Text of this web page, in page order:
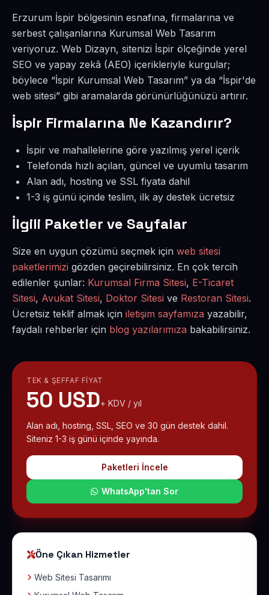
Erzurum İspir bölgesinin esnafına, firmalarına ve
serbest çalışanlarına Kurumsal Web Tasarım
veriyoruz. Web Dizayn, sitenizi İspir ölçeğinde yerel
SEO ve yapay zekâ (AEO) içerikleriyle kurgular;
böylece “İspir Kurumsal Web Tasarım” ya da “İspir'de
web sitesi” gibi aramalarda görünürlüğünüzü artırır.
İspir Firmalarına Ne Kazandırır?
İspir ve mahallelerine göre yazılmış yerel içerik
Telefonda hızlı açılan, güncel ve uyumlu tasarım
Alan adı, hosting ve SSL fiyata dahil
1-3 iş günü içinde teslim, ilk ay destek ücretsiz
İlgili Paketler ve Sayfalar
Size en uygun çözümü seçmek için web sitesi
paketlerimizi gözden geçirebilirsiniz. En çok tercih
edilenler şunlar: Kurumsal Firma Sitesi, E-Ticaret
Sitesi, Avukat Sitesi, Doktor Sitesi ve Restoran Sitesi.
Ücretsiz teklif almak için iletişim sayfamıza yazabilir,
faydalı rehberler için blog yazılarımıza bakabilirsiniz.
TEK & ŞEFFAF FIYAT
50 USD+ KDV / yıl
Alan adı, hosting, SSL, SEO ve 30 gün destek dahil.
Siteniz 1-3 iş günü içinde yayında.
Paketleri İncele
WhatsApp'tan Sor
Öne Çıkan Hizmetler
Web Sitesi Tasarımı